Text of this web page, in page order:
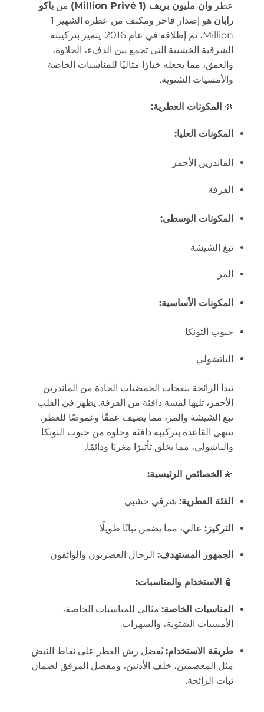
عطر وان مليون بريف (1 Million Privé) من باكو
رابان
هو إصدار فاخر ومكثف من عطره الشهير 1
Million، تم إطلاقه في عام 2016.
يتميز بتركيبته
الشرقية الخشبية التي تجمع بين الدفء، الحلاوة،
والعمق، مما يجعله خيارًا مثاليًا للمناسبات الخاصة
والأمسيات الشتوية.
🌿 المكونات العطرية:
المكونات العليا:
الماندرين الأحمر
القرفة
المكونات الوسطى:
تبغ الشيشة
المر
المكونات الأساسية:
حبوب التونكا
الباتشولي
تبدأ الرائحة بنفحات الحمضيات الحادة من الماندرين
الأحمر، تليها لمسة دافئة من القرفة. يظهر في القلب
تبغ الشيشة والمر، مما يضيف عمقًا وغموضًا للعطر.
تنتهي القاعدة بتركيبة دافئة وحلوة من حبوب التونكا
والباشولي، مما يخلق تأثيرًا مغريًا ودائمًا.
💫 الخصائص الرئيسية:
الفئة العطرية: شرقي خشبي
التركيز: عالي، مما يضمن ثباتًا طويلًا
الجمهور المستهدف: الرجال العصريون والواثقون
🧴 الاستخدام والمناسبات:
المناسبات الخاصة: مثالي للمناسبات الخاصة،
الأمسيات الشتوية، والسهرات.
طريقة الاستخدام: يُفضل رش العطر على نقاط النبض
مثل المعصمين، خلف الأذنين، ومفصل المرفق لضمان
ثبات الرائحة.